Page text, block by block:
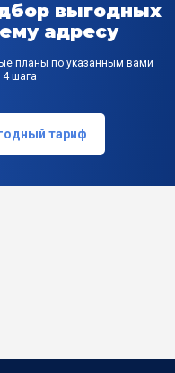
выгодных
адресу
планы по указанным вами
шага
тариф